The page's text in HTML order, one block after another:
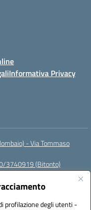
profilazione degli utenti -
Informativa Privacy
- Via Tommaso
3740919 (Bitonto)